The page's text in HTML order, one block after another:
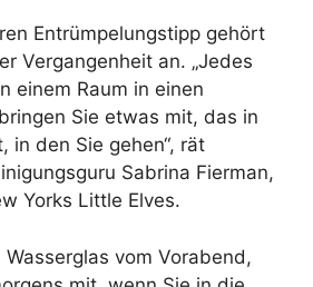
Entrümpelungstipp gehört
Vergangenheit an. „Jedes
einem Raum in einen
Sie etwas mit, das in
in den Sie gehen“, rät
Sabrina Fierman,
Yorks Little Elves.
Wasserglas vom Vorabend,